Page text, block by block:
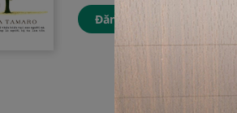
Đăng nhập để thêm Sách